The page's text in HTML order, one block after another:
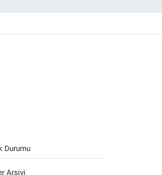
Durumu
Arşivi